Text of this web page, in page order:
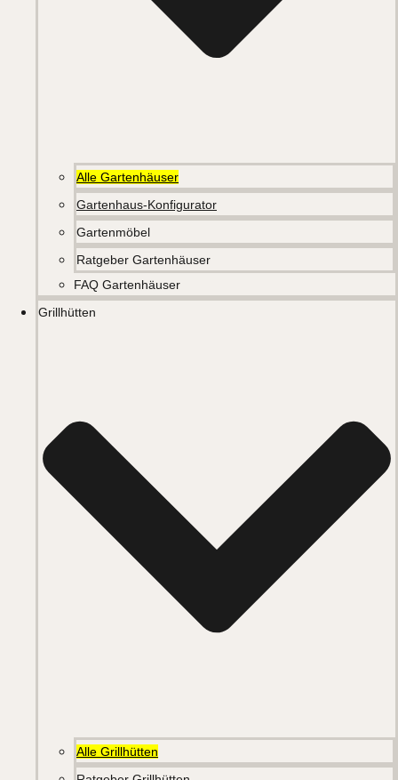
Alle Gartenhäuser
Gartenhaus-Konfigurator
Gartenmöbel
Ratgeber Gartenhäuser
FAQ Gartenhäuser
Grillhütten
Alle Grillhütten